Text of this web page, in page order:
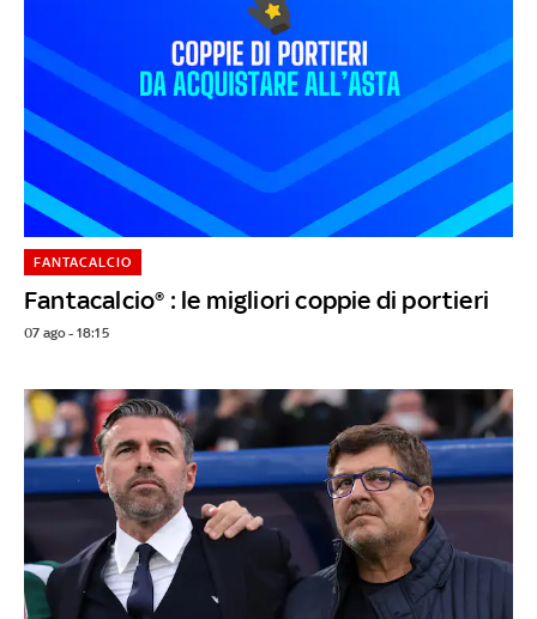
Fantacalcio® : le migliori coppie di portieri
FANTACALCIO
07 ago - 18:15